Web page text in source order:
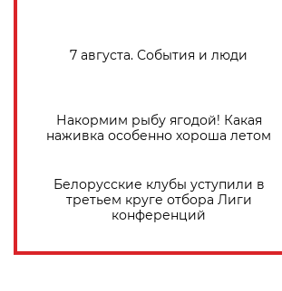
7 августа. События и люди
Накормим рыбу ягодой! Какая
наживка особенно хороша летом
Белорусские клубы уступили в
третьем круге отбора Лиги
конференций